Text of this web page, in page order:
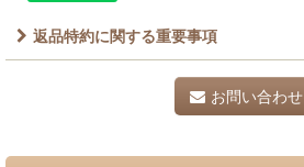
返品特約に関する重要事項
お問い合わせ